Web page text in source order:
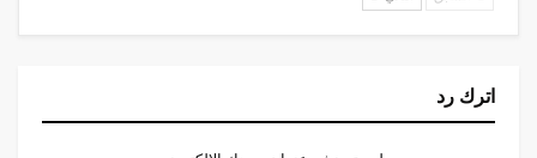
اترك رد